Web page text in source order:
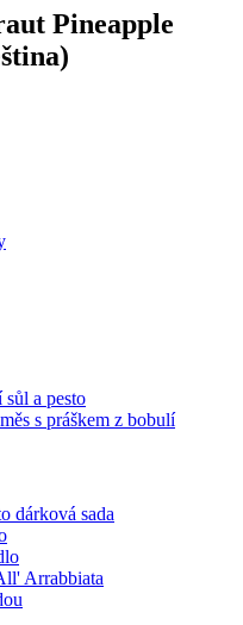
Pineapple
a pesto
s práškem z bobulí
dárková sada
Arrabbiata